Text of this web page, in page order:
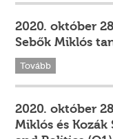
2020. október
Sebők Miklós
Tovább
2020. október
Miklós és